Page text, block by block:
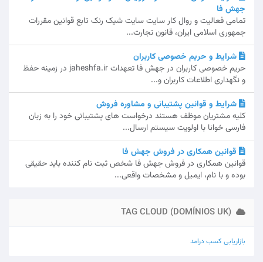
جهش فا
تمامی فعالیت و روال کار سایت سایت شیک رنک تابع قوانین مقررات
جمهوری اسلامی ایران، قانون تجارت...
شرایط و حریم خصوصی کاربران
حریم خصوصی کاربران در جهش فا تعهدات jaheshfa.ir در زمینه حفظ
و نگهداری اطلاعات کاربران و...
شرایط و قوانین پشتیبانی و مشاوره فروش
کلیه مشتریان موظف هستند درخواست های پشتیبانی خود را به زبان
فارسی خوانا با اولویت سیستم ارسال...
قوانین همکاری در فروش جهش فا
قوانین همکاری در فروش جهش فا شخص ثبت نام کننده باید حقیقی
بوده و با نام، ایمیل و مشخصات واقعی...
بازاریابی کسب درامد